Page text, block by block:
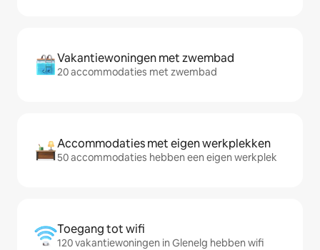
Vakantiewoningen met zwembad
20 accommodaties met zwembad
Accommodaties met eigen werkplekken
50 accommodaties hebben een eigen werkplek
Toegang tot wifi
120 vakantiewoningen in Glenelg hebben wifi